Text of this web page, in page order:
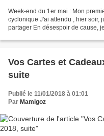
Week-end du 1er mai : Mon
cyclonique J'ai attendu , hier soir,
partager En désespoir de cause,
Vos Cartes et
suite
Publié le 11/01/2018 à 01:01
Par Mamigoz